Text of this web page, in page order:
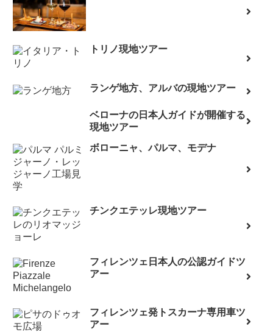
トリノ現地ツアー
ランゲ地方、アルバの現地ツアー
ベローナの日本人ガイドが開催する
現地ツアー
ボローニャ、パルマ、モデナ
チンクエテッレ現地ツアー
フィレンツェ日本人の公認ガイドツ
アー
フィレンツェ発トスカーナ専用車ツ
アー